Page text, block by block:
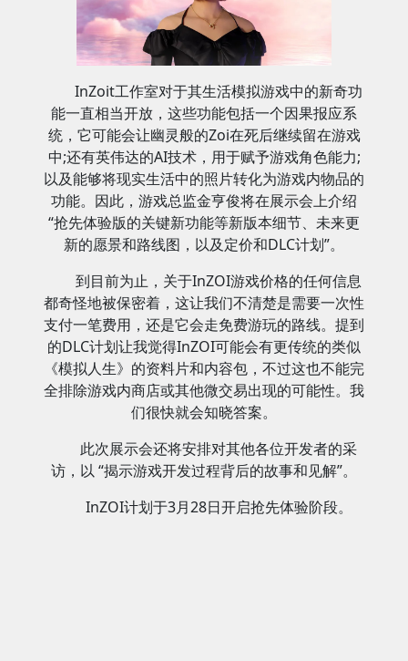
InZoit工作室对于其生活模拟游戏中的新奇功
能一直相当开放，这些功能包括一个因果报应系
统，它可能会让幽灵般的Zoi在死后继续留在游戏
中;还有英伟达的AI技术，用于赋予游戏角色能力;
以及能够将现实生活中的照片转化为游戏内物品的
功能。因此，游戏总监金亨俊将在展示会上介绍
“抢先体验版的关键新功能等新版本细节、未来更
新的愿景和路线图，以及定价和DLC计划”。
到目前为止，关于InZOI游戏价格的任何信息
都奇怪地被保密着，这让我们不清楚是需要一次性
支付一笔费用，还是它会走免费游玩的路线。提到
的DLC计划让我觉得InZOI可能会有更传统的类似
《模拟人生》的资料片和内容包，不过这也不能完
全排除游戏内商店或其他微交易出现的可能性。我
们很快就会知晓答案。
此次展示会还将安排对其他各位开发者的采
访，以 “揭示游戏开发过程背后的故事和见解”。
InZOI计划于3月28日开启抢先体验阶段。